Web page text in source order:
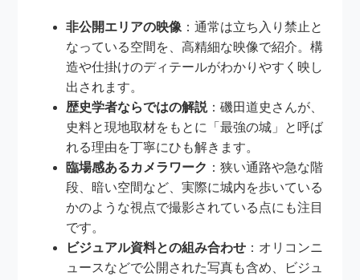
非公開エリアの映像 ：通常は立ち入り禁止と
なっている空間を、高精細な映像で紹介。構
造や仕掛けのディテールがわかりやすく映し
出されます。
歴史学者ならではの解説：磯田道史さんが、
史料と現地取材をもとに「最強の城」と呼ば
れる理由を丁寧にひも解きます。
臨場感あるカメラワーク ：狭い通路や急な階
段、暗い空間など、実際に城内を歩いている
かのような視点で撮影されている点にも注目
です。
ビジュアル資料との組み合わせ ：オリコンニ
ュースなどで公開された写真も含め、ビジュ